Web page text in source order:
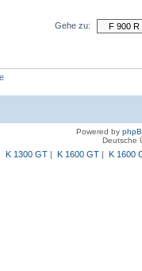
Gehe zu:
Powered by
Deutsche
K 1300 GT| K 1600 GT| K 1600